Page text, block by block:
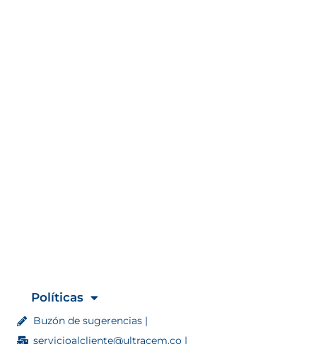
Políticas
Buzón de sugerencias |
servicioalcliente@ultracem.co |